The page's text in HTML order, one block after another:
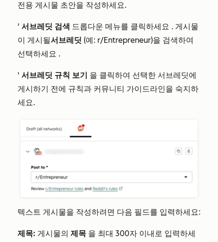
전용 게시물 초안을 작성하세요.
' 서브레딧 검색 드롭다운 메뉴를 클릭하세요 . 게시물
이 게시될서브레딧 (예: r/Entrepreneur)을 검색하여
선택하세요 .
' 서브레딧 규칙 보기 을 클릭하여 선택한 서브레딧에
게시하기 전에 규칙과 커뮤니티 가이드라인을 숙지하
세요.
텍스트 게시물을 작성하려면 다음 필드를 입력하세요:
제목: 게시물의 제목 을 최대 300자 이내로 입력하세